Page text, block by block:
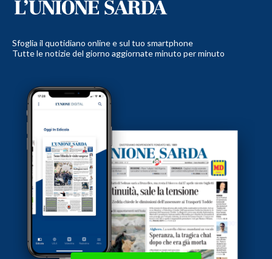
Sfoglia il quotidiano online e sul tuo smartphone
Tutte le notizie del giorno aggiornate minuto per minuto